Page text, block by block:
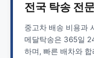
전국 탁송 전
중고차 배송 비용과
메달탁송은 365일
하며, 빠른 배차와